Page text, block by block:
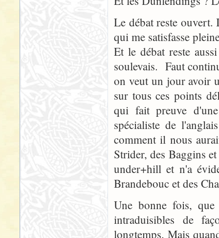
Le débat reste ouvert.
qui me satisfasse
Et le débat reste
soulevais. Faut
on veut un jour avoir
sur tous ces points
qui fait preuve
spécialiste de
comment il nous
Strider, des Baggins
under+hill et n'a
Brandebouc et des
Une bonne fois,
intraduisibles de
longtemps. Mais